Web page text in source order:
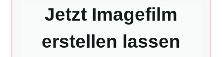
Jetzt Imagefilm
erstellen lassen